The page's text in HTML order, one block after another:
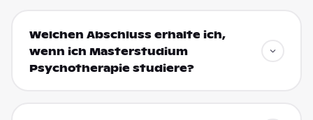
Welchen Abschluss erhalte ich,
wenn ich Masterstudium
Psychotherapie studiere?